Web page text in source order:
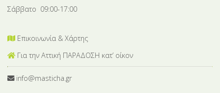
Σάββατο 09:00-17:00
Επικοινωνία & Χάρτης
Για την Αττική ΠΑΡΑΔΟΣΗ κατ’ οίκον
info@masticha.gr